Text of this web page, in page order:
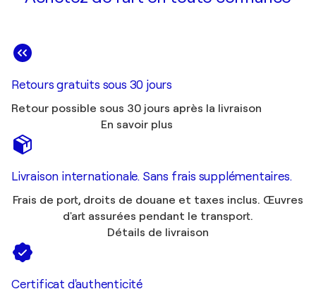
Retours gratuits sous 30 jours
Retour possible sous 30 jours après la livraison
En savoir plus
Livraison internationale. Sans frais supplémentaires.
Frais de port, droits de douane et taxes inclus. Œuvres
d'art assurées pendant le transport.
Détails de livraison
Certificat d'authenticité